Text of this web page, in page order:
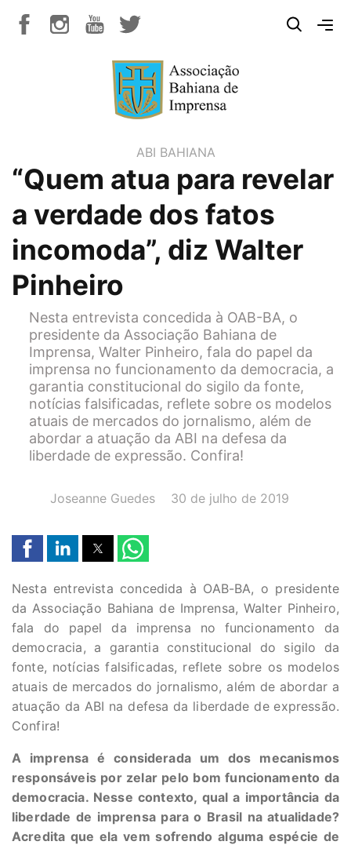
ABI BAHIANA
“Quem atua para revelar
a verdade dos fatos
incomoda”, diz Walter
Pinheiro
Nesta entrevista concedida à OAB-BA, o
presidente da Associação Bahiana de
Imprensa, Walter Pinheiro, fala do papel da
imprensa no funcionamento da democracia, a
garantia constitucional do sigilo da fonte,
notícias falsificadas, reflete sobre os modelos
atuais de mercados do jornalismo, além de
abordar a atuação da ABI na defesa da
liberdade de expressão. Confira!
AUTOR(A):
Joseanne Guedes DATA:
30 de julho de 2019
Nesta entrevista concedida à OAB-BA, o presidente
da Associação Bahiana de Imprensa, Walter Pinheiro,
fala do papel da imprensa no funcionamento da
democracia, a garantia constitucional do sigilo da
fonte, notícias falsificadas, reflete sobre os modelos
atuais de mercados do jornalismo, além de abordar a
atuação da ABI na defesa da liberdade de expressão.
Confira!
A imprensa é considerada um dos mecanismos
responsáveis por zelar pelo bom funcionamento da
democracia. Nesse contexto, qual a importância da
liberdade de imprensa para o Brasil na atualidade?
Acredita que ela vem sofrendo alguma espécie de